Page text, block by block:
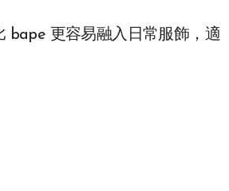
bape 更容易融入日常服飾，適